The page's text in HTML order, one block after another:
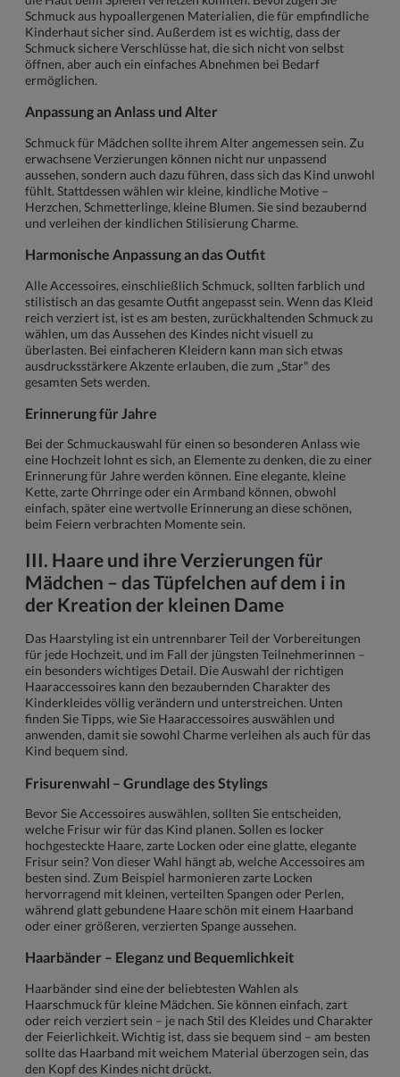
Schmuck aus hypoallergenen Materialien, die für empfindliche
Kinderhaut sicher sind. Außerdem ist es wichtig, dass der
Schmuck sichere Verschlüsse hat, die sich nicht von selbst
öffnen, aber auch ein einfaches Abnehmen bei Bedarf
ermöglichen.
Anpassung an Anlass und Alter
Schmuck für Mädchen sollte ihrem Alter angemessen sein. Zu
erwachsene Verzierungen können nicht nur unpassend
aussehen, sondern auch dazu führen, dass sich das Kind unwohl
fühlt. Stattdessen wählen wir kleine, kindliche Motive –
Herzchen, Schmetterlinge, kleine Blumen. Sie sind bezaubernd
und verleihen der kindlichen Stilisierung Charme.
Harmonische Anpassung an das Outfit
Alle Accessoires, einschließlich Schmuck, sollten farblich und
stilistisch an das gesamte Outfit angepasst sein. Wenn das Kleid
reich verziert ist, ist es am besten, zurückhaltenden Schmuck zu
wählen, um das Aussehen des Kindes nicht visuell zu
überlasten. Bei einfacheren Kleidern kann man sich etwas
ausdrucksstärkere Akzente erlauben, die zum „Star" des
gesamten Sets werden.
Erinnerung für Jahre
Bei der Schmuckauswahl für einen so besonderen Anlass wie
eine Hochzeit lohnt es sich, an Elemente zu denken, die zu einer
Erinnerung für Jahre werden können. Eine elegante, kleine
Kette, zarte Ohrringe oder ein Armband können, obwohl
einfach, später eine wertvolle Erinnerung an diese schönen,
beim Feiern verbrachten Momente sein.
III. Haare und ihre Verzierungen für
Mädchen – das Tüpfelchen auf dem i in
der Kreation der kleinen Dame
Das Haarstyling ist ein untrennbarer Teil der Vorbereitungen
für jede Hochzeit, und im Fall der jüngsten Teilnehmerinnen –
ein besonders wichtiges Detail. Die Auswahl der richtigen
Haaraccessoires kann den bezaubernden Charakter des
Kinderkleides völlig verändern und unterstreichen. Unten
finden Sie Tipps, wie Sie Haaraccessoires auswählen und
anwenden, damit sie sowohl Charme verleihen als auch für das
Kind bequem sind.
Frisurenwahl – Grundlage des Stylings
Bevor Sie Accessoires auswählen, sollten Sie entscheiden,
welche Frisur wir für das Kind planen. Sollen es locker
hochgesteckte Haare, zarte Locken oder eine glatte, elegante
Frisur sein? Von dieser Wahl hängt ab, welche Accessoires am
besten sind. Zum Beispiel harmonieren zarte Locken
hervorragend mit kleinen, verteilten Spangen oder Perlen,
während glatt gebundene Haare schön mit einem Haarband
oder einer größeren, verzierten Spange aussehen.
Haarbänder – Eleganz und Bequemlichkeit
Haarbänder sind eine der beliebtesten Wahlen als
Haarschmuck für kleine Mädchen. Sie können einfach, zart
oder reich verziert sein – je nach Stil des Kleides und Charakter
der Feierlichkeit. Wichtig ist, dass sie bequem sind – am besten
sollte das Haarband mit weichem Material überzogen sein, das
den Kopf des Kindes nicht drückt.